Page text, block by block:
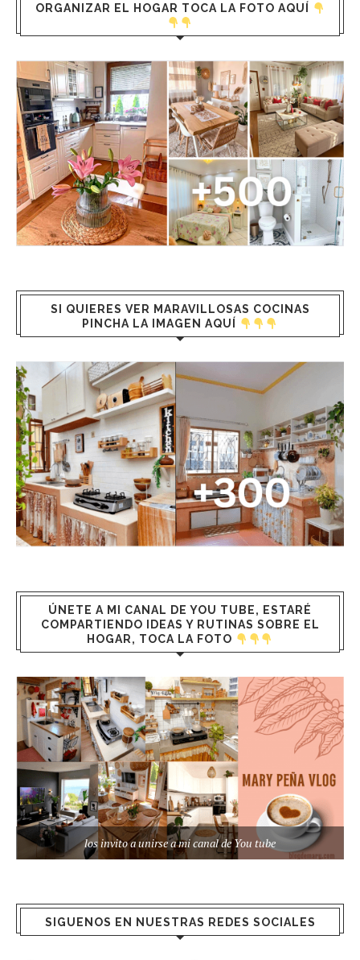
ORGANIZAR EL HOGAR TOCA LA FOTO AQUÍ
SI QUIERES VER MARAVILLOSAS COCINAS
PINCHA LA IMAGEN AQUÍ
ÚNETE A MI CANAL DE YOU TUBE, ESTARÉ
COMPARTIENDO IDEAS Y RUTINAS SOBRE EL
HOGAR, TOCA LA FOTO
los invito a unirse a mi canal de You tube
SIGUENOS EN NUESTRAS REDES SOCIALES